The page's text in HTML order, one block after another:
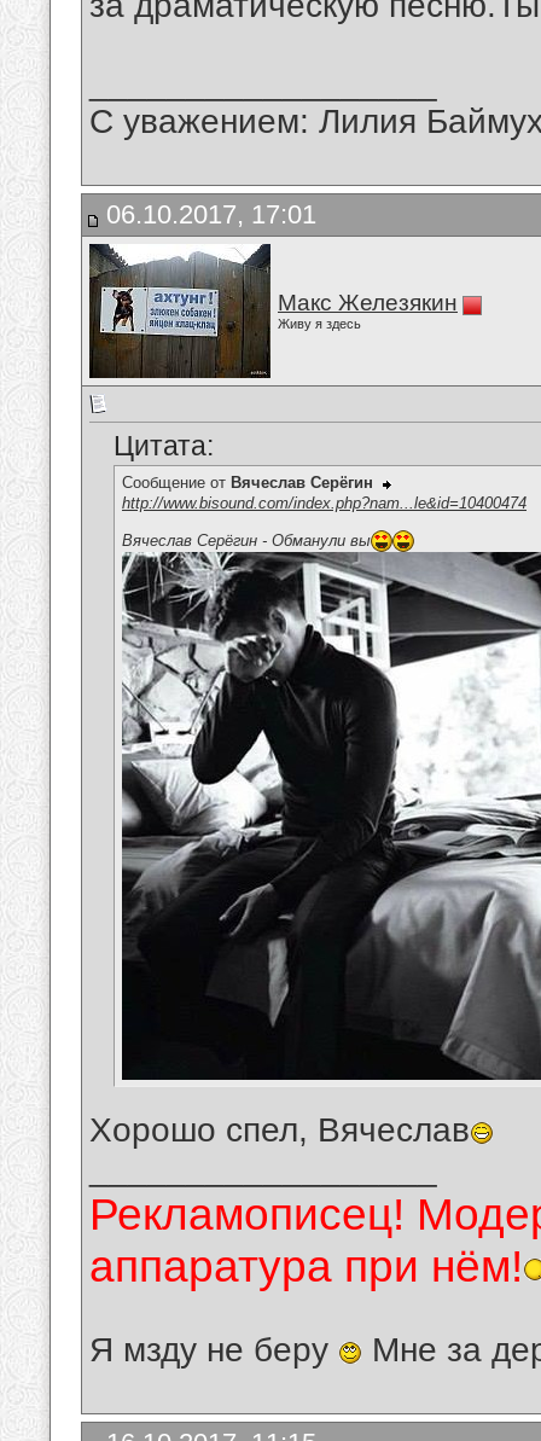
С уважением: Лилия
06.10.2017, 17:01
Макс Железякин
Живу я здесь
Цитата:
Сообщение от Вячеслав Серёгин
http://www.bisound.com/index.php?nam...le&id=10400474
Вячеслав Серёгин - Обманули вы
Хорошо спел, Вячеслав
Рекламописец!
аппаратура при нём!
Я мзду не беру Мне за